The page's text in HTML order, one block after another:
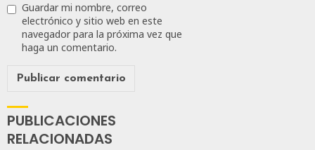
Guardar mi nombre, correo
electrónico y sitio web en este
navegador para la próxima vez que
haga un comentario.
PUBLICACIONES
RELACIONADAS